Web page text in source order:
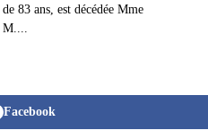
83 ans, est décédée Mme
Facebook